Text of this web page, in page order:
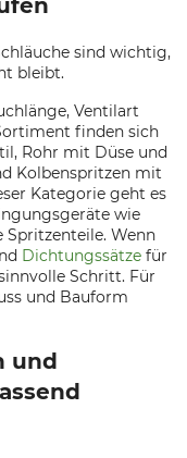
sind wichtig,
bleibt.
Ventilart
finden sich
Rohr mit Düse und
Kolbenspritzen mit
Kategorie geht es
wie
Wenn
Dichtungssätze für
Schritt. Für
und Bauform
und